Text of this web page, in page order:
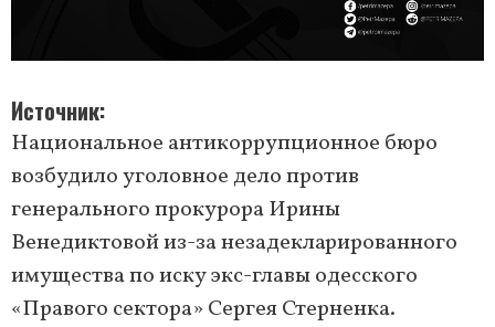
Источник
Национальное антикоррупционное бюро
возбудило уголовное дело против
генерального прокурора Ирины
Венедиктовой из-за незадекларированного
имущества по иску экс-главы одесского
«Правого сектора» Сергея Стерненка.